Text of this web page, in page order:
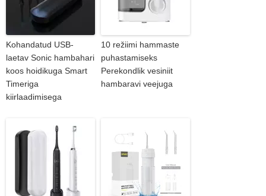
Kohandatud USB-
laetav Sonic hambahari
koos hoidikuga Smart
Timeriga
kiirlaadimisega
10 režiimi hammaste
puhastamiseks
Perekondlik vesiniit
hambaravi veejuga